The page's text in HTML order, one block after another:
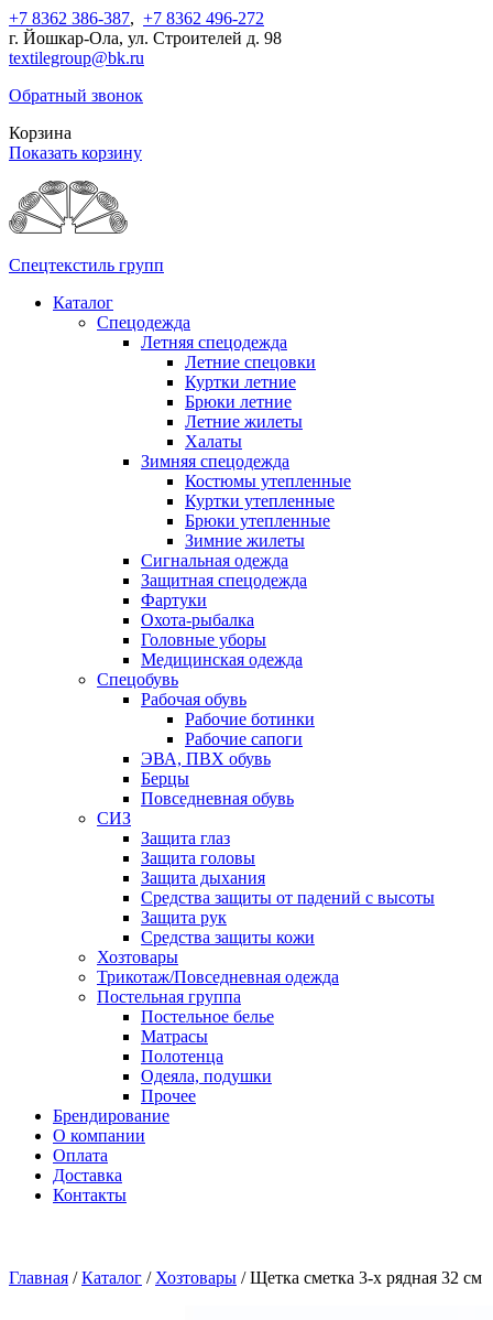
+7 8362 386-387, +7 8362 496-272
г. Йошкар-Ола, ул. Строителей д. 98
textilegroup@bk.ru
Обратный звонок
Корзина
Показать корзину
Спецтекстиль групп
Каталог
Спецодежда
Летняя спецодежда
Летние спецовки
Куртки летние
Брюки летние
Летние жилеты
Халаты
Зимняя спецодежда
Костюмы утепленные
Куртки утепленные
Брюки утепленные
Зимние жилеты
Сигнальная одежда
Защитная спецодежда
Фартуки
Охота-рыбалка
Головные уборы
Медицинская одежда
Спецобувь
Рабочая обувь
Рабочие ботинки
Рабочие сапоги
ЭВА, ПВХ обувь
Берцы
Повседневная обувь
СИЗ
Защита глаз
Защита головы
Защита дыхания
Средства защиты от падений с высоты
Защита рук
Средства защиты кожи
Хозтовары
Трикотаж/Повседневная одежда
Постельная группа
Постельное белье
Матрасы
Полотенца
Одеяла, подушки
Прочее
Брендирование
О компании
Оплата
Доставка
Контакты
Главная / Каталог / Хозтовары / Щетка сметка 3-х рядная 32 см